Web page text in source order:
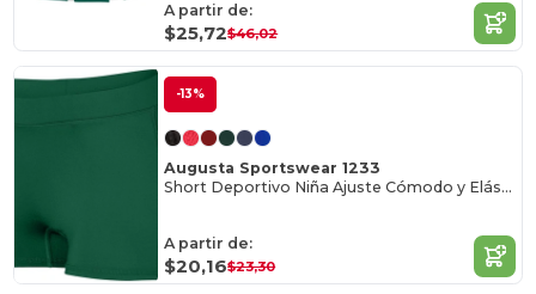
A partir de:
$25,72$46,02
-13%
Augusta Sportswear 1233
Short Deportivo Niña Ajuste Cómodo y Elástico
A partir de:
$20,16$23,30